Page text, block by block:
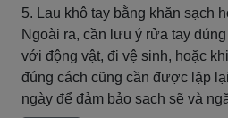
5. Lau khô tay bằng khăn sạch
Ngoài ra, cần lưu ý rửa tay
với động vật, đi vệ sinh, hoặc
đúng cách cũng cần được lặp
ngày để đảm bảo sạch sẽ và